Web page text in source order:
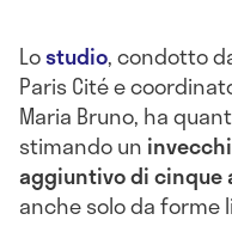
Lostudio, condotto
Paris Cité e
Maria Bruno, ha
stimando un
aggiuntivo di cinque
anche solo da forme